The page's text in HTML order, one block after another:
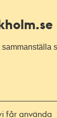
får använda